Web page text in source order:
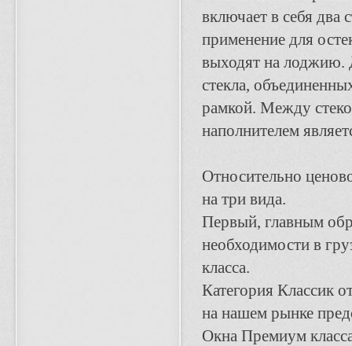
включает в себя два
применение для
выходят на лоджию.
стекла,
рамкой. Между
наполнителем
Относительно
на три вида.
Первый, главным
необходимости в
класса.
Категория Классик
на нашем рынке
Окна Премиум